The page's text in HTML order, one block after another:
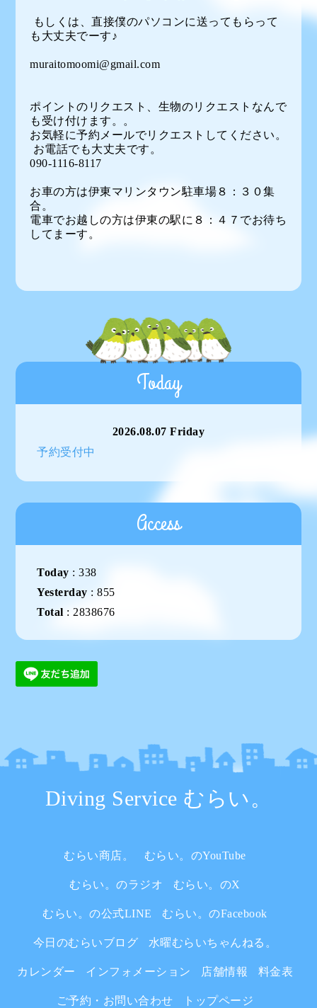
もしくは、直接僕のパソコンに送ってもらって
も大丈夫でーす♪
muraitomoomi@gmail.com
ポイントのリクエスト、生物のリクエストなんで
も受け付けます。。
お気軽に予約メールでリクエストしてください。
お電話でも大丈夫です。
090-1116-8117
お車の方は伊東マリンタウン駐車場８：３０集
合。
電車でお越しの方は伊東の駅に８：４７でお待ち
してまーす。
Today
2026.08.07 Friday
予約受付中
Access
Today :338
Yesterday :855
Total : 2838676
Diving Service むらい。
むらい商店。 むらい。のYouTube
むらい。のラジオ むらい。のX
むらい。の公式LINE むらい。のFacebook
今日のむらいブログ 水曜むらいちゃんねる。
カレンダー インフォメーション 店舗情報 料金表
ご予約・お問い合わせ トップページ